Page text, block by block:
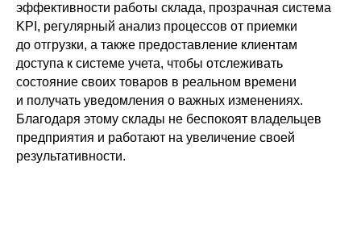
эффективности работы склада, прозрачная система
KPI, регулярный анализ процессов от приемки
до отгрузки, а также предоставление клиентам
доступа к системе учета, чтобы отслеживать
состояние своих товаров в реальном времени
и получать уведомления о важных изменениях.
Благодаря этому склады не беспокоят владельцев
предприятия и работают на увеличение своей
результативности.